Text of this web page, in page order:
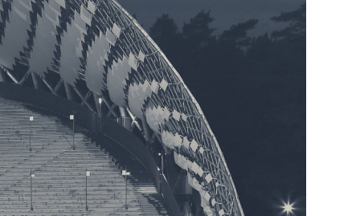
LĪGO
MODULS
ENGINEERING JAUNA
ADRESE